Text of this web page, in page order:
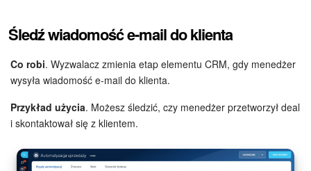
Śledź wiadomość e-mail do klienta
Co robi. Wyzwalacz zmienia etap elementu CRM, gdy menedżer
wysyła wiadomość e-mail do klienta.
Przykład użycia. Możesz śledzić, czy menedżer przetworzył deal
i skontaktował się z klientem.